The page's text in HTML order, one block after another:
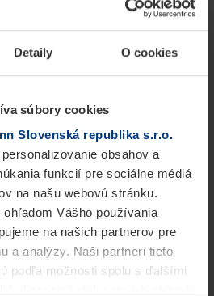
Detaily O cookies
súbory cookies
Slovenská republika s.r.o.
obsahov a
funkcií pre sociálne médiá
na našu webovú stránku.
Vášho používania
na našich partnerov pre
a analýzy. Naši partneri tieto
podľa možnosti spolu s ďalšími